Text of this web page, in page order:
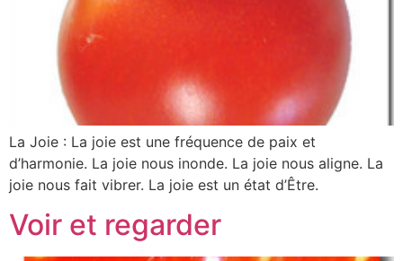
La Joie : La joie est une fréquence de paix et
d’harmonie. La joie nous inonde. La joie nous aligne. La
joie nous fait vibrer. La joie est un état d’Être.
Voir et regarder